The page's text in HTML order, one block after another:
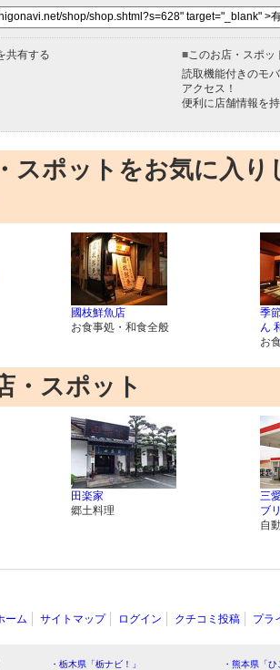
共有する ■ このお店・スポ
読取機能付きのモ
アクセス！
便利に店舗情報を
スポットをお気に入
國枝鮮魚店
お食事処・和食全般
季
ん
お
・スポット
田楽家
郷土料理
三
ブ
自
ーム サイトマップ ログイン クチコミ投稿 プラ
・栃木県「栃ナビ！」
・熊本県「